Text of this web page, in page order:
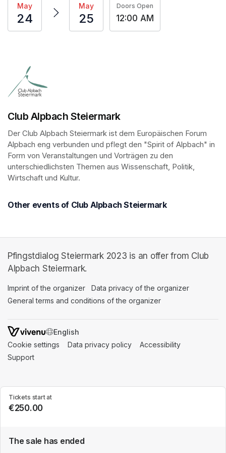
May
24
May
25
Doors Open
12:00 AM
Tickets start at
€250.00
The sale has ended
Club Alpbach Steiermark
Der Club Alpbach Steiermark ist dem Europäischen Forum
Alpbach eng verbunden und pflegt den "Spirit of Alpbach" in
Form von Veranstaltungen und Vorträgen zu den
unterschiedlichsten Themen aus Wissenschaft, Politik,
Wirtschaft und Kultur.
Other events of Club Alpbach Steiermark
Pfingstdialog Steiermark 2023 is an offer from Club
Alpbach Steiermark.
Imprint of the organizer (opens in a new tab)
Data privacy of the organizer
General terms and conditions of the organizer
SWITCH LANGUAGE
Cookie settings (opens in a new tab)
Data privacy policy (opens in a new tab)
Accessibility
Support